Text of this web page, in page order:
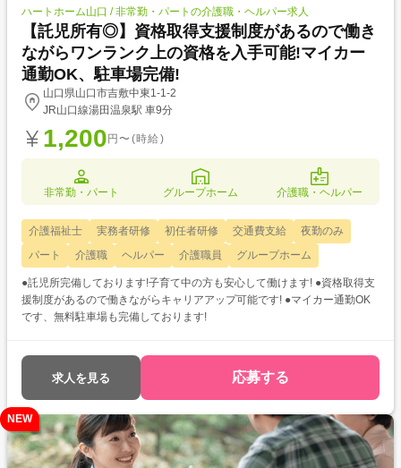
ハートホーム山口 / 非常勤・パートの介護職・ヘルパー求人
【託児所有◎】資格取得支援制度があるので働き
ながらワンランク上の資格を入手可能!マイカー
通勤OK、駐車場完備!
山口県山口市吉敷中東1-1-2
JR山口線湯田温泉駅 車9分
1,200 円〜(時給)
非常勤・パート グループホーム 介護職・ヘルパー
介護福祉士 実務者研修 初任者研修 交通費支給
夜勤のみ
パート
介護職 ヘルパー 介護職員 グループホーム
●託児所完備しております!子育て中の方も安心して働けます! ●資格取得支
援制度があるので働きながらキャリアアップ可能です! ●マイカー通勤OK
です、無料駐車場も完備しております!
求人を見る 応募する
NEW